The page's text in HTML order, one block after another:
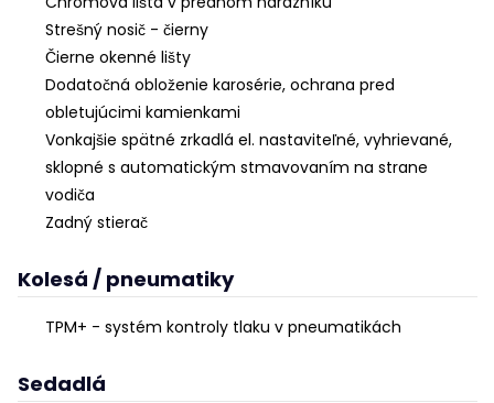
Strešný nosič - čierny
Čierne okenné lišty
Dodatočná obloženie karosérie, ochrana pred
obletujúcimi kamienkami
Vonkajšie spätné zrkadlá el. nastaviteľné, vyhrievané,
sklopné s automatickým stmavovaním na strane
vodiča
Zadný stierač
Kolesá / pneumatiky
TPM+ - systém kontroly tlaku v pneumatikách
Sedadlá